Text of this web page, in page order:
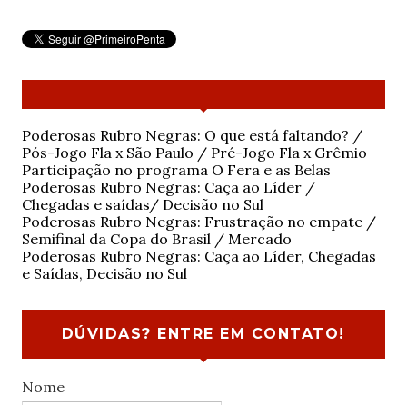
Poderosas Rubro Negras: O que está faltando? /
Pós-Jogo Fla x São Paulo / Pré-Jogo Fla x Grêmio
Participação no programa O Fera e as Belas
Poderosas Rubro Negras: Caça ao Líder /
Chegadas e saídas/ Decisão no Sul
Poderosas Rubro Negras: Frustração no empate /
Semifinal da Copa do Brasil / Mercado
Poderosas Rubro Negras: Caça ao Líder, Chegadas
e Saídas, Decisão no Sul
DÚVIDAS? ENTRE EM CONTATO!
Nome